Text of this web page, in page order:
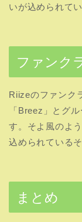
いが込められてい
ファンク
Riizeのファンク
「Breez」とグ
す。そよ風のよ
込められている
まとめ